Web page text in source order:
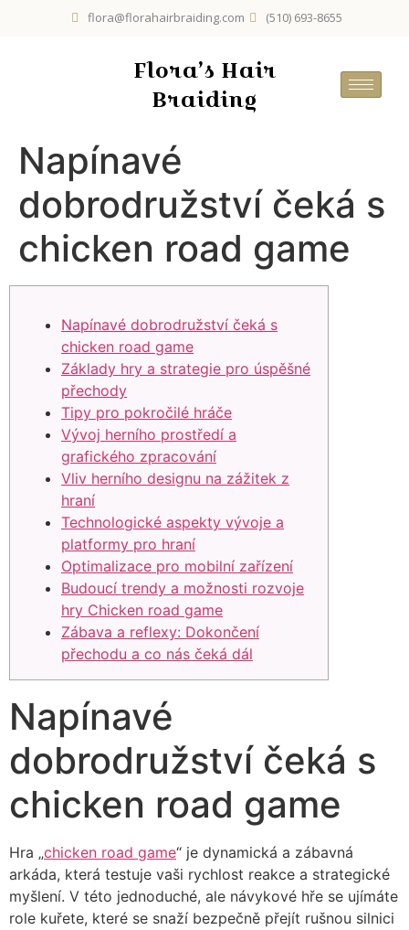
flora@florahairbraiding.com (510) 693-8655
Flora’s Hair
Braiding
Napínavé
dobrodružství čeká s
chicken road game
Napínavé dobrodružství čeká s
chicken road game
Základy hry a strategie pro úspěšné
přechody
Tipy pro pokročilé hráče
Vývoj herního prostředí a
grafického zpracování
Vliv herního designu na zážitek z
hraní
Technologické aspekty vývoje a
platformy pro hraní
Optimalizace pro mobilní zařízení
Budoucí trendy a možnosti rozvoje
hry Chicken road game
Zábava a reflexy: Dokončení
přechodu a co nás čeká dál
Napínavé
dobrodružství čeká s
chicken road game
Hra „chicken road game“ je dynamická a zábavná
arkáda, která testuje vaši rychlost reakce a strategické
myšlení. V této jednoduché, ale návykové hře se ujímáte
role kuřete, které se snaží bezpečně přejít rušnou silnici